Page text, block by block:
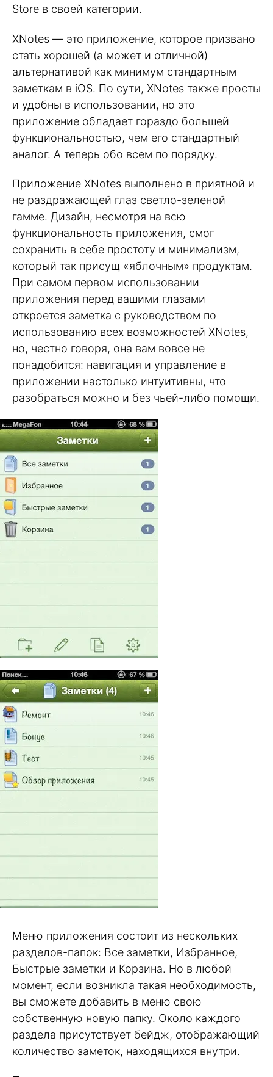
Store в своей категории.
XNotes — это приложение, которое призвано
стать хорошей (а может и отличной)
альтернативой как минимум стандартным
заметкам в iOS. По сути, XNotes также просты
и удобны в использовании, но это
приложение обладает гораздо большей
функциональностью, чем его стандартный
аналог. А теперь обо всем по порядку.
Приложение XNotes выполнено в приятной и
не раздражающей глаз светло-зеленой
гамме. Дизайн, несмотря на всю
функциональность приложения, смог
сохранить в себе простоту и минимализм,
который так присущ «яблочным» продуктам.
При самом первом использовании
приложения перед вашими глазами
откроется заметка с руководством по
использованию всех возможностей XNotes,
но, честно говоря, она вам вовсе не
понадобится: навигация и управление в
приложении настолько интуитивны, что
разобраться можно и без чьей-либо помощи.
Меню приложения состоит из нескольких
разделов-папок: Все заметки, Избранное,
Быстрые заметки и Корзина. Но в любой
момент, если возникла такая необходимость,
вы сможете добавить в меню свою
собственную новую папку. Около каждого
раздела присутствует бейдж, отображающий
количество заметок, находящихся внутри.